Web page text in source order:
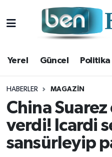
Yerel Güncel Politika
HABERLER MAGAZIN
China Suarez
verdi! Icardi
sansürleyip
Yerel
Güncel
Politika
Spor
Ekonomi
Hava Durumu
Trafik Durumu
Süper Lig Puan
Tüm Manşetler
Son Dakika Haberleri